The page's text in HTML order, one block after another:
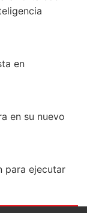
en
en su nuevo
para ejecutar